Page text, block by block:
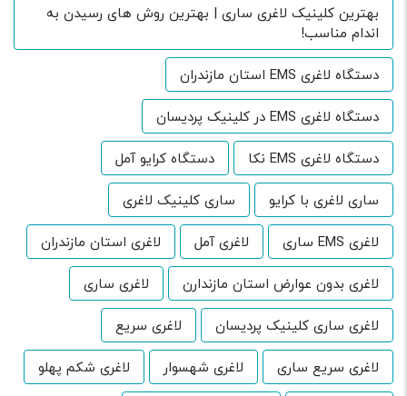
بهترین کلینیک لاغری ساری | بهترین روش های رسیدن به
اندام مناسب!
دستگاه لاغری EMS استان مازندران
دستگاه لاغری EMS در کلینیک پردیسان
دستگاه لاغری EMS نکا
دستگاه کرایو آمل
ساری لاغری با کرایو
ساری کلینیک لاغری
لاغری EMS ساری
لاغری آمل
لاغری استان مازندران
لاغری بدون عوارض استان مازندارن
لاغری ساری
لاغری ساری کلینیک پردیسان
لاغری سریع
لاغری سریع ساری
لاغری شهسوار
لاغری شکم پهلو